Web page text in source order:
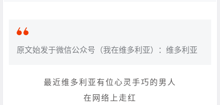
原文始发于微信公众号（我在维多利亚）：维多利亚
最近维多利亚有位心灵手巧的男人
在网络上走红